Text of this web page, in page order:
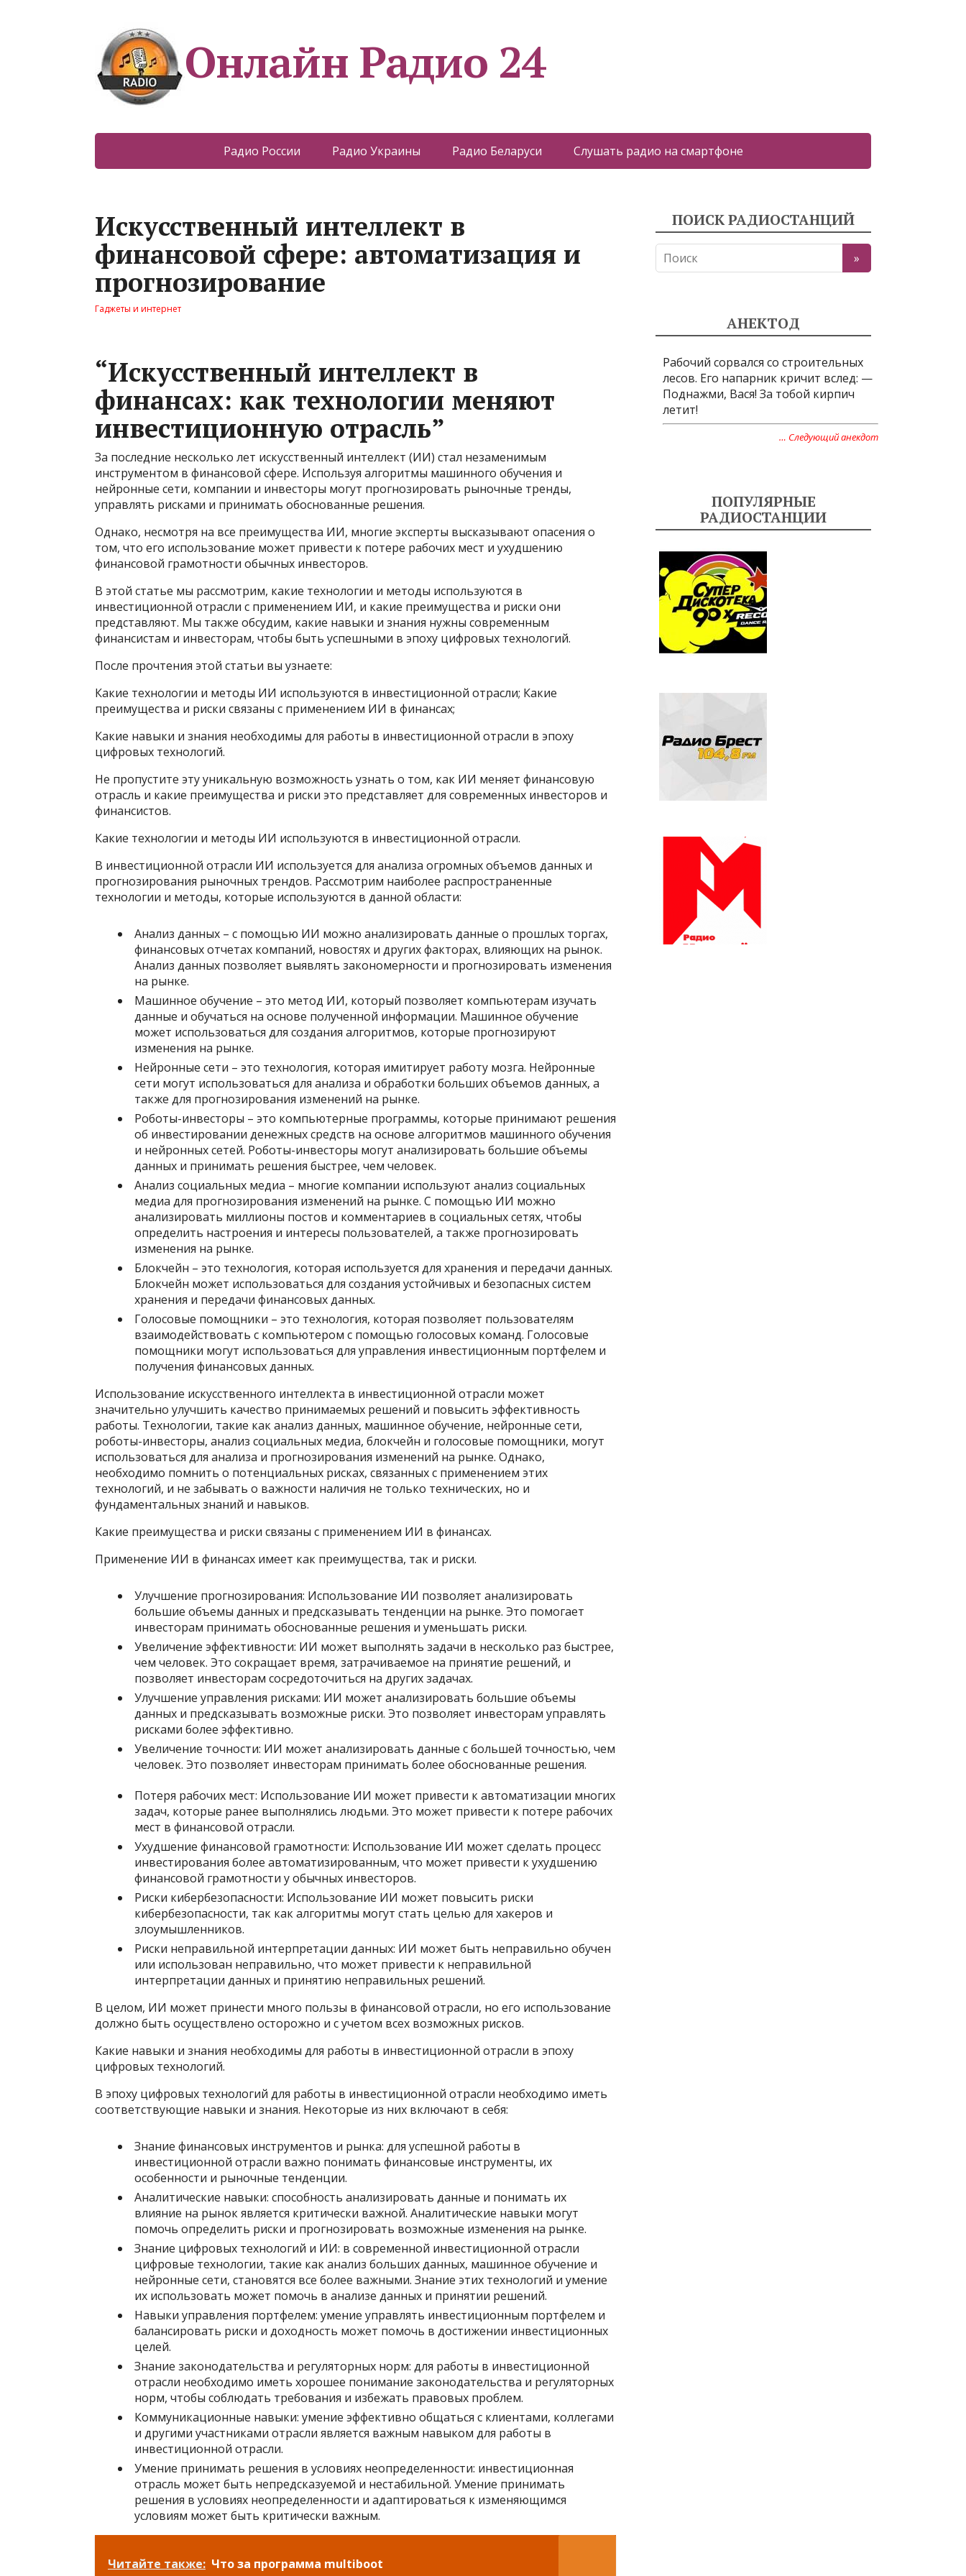
Онлайн Радио 24
Радио России Радио Украины Радио Беларуси Слушать радио на смартфоне
Искусственный интеллект в
финансовой сфере: автоматизация и
прогнозирование
Гаджеты и интернет
“Искусственный интеллект в
финансах: как технологии меняют
инвестиционную отрасль”
За последние несколько лет искусственный интеллект (ИИ) стал незаменимым
инструментом в финансовой сфере. Используя алгоритмы машинного обучения и
нейронные сети, компании и инвесторы могут прогнозировать рыночные тренды,
управлять рисками и принимать обоснованные решения.
Однако, несмотря на все преимущества ИИ, многие эксперты высказывают опасения о
том, что его использование может привести к потере рабочих мест и ухудшению
финансовой грамотности обычных инвесторов.
В этой статье мы рассмотрим, какие технологии и методы используются в
инвестиционной отрасли с применением ИИ, и какие преимущества и риски они
представляют. Мы также обсудим, какие навыки и знания нужны современным
финансистам и инвесторам, чтобы быть успешными в эпоху цифровых технологий.
После прочтения этой статьи вы узнаете:
Какие технологии и методы ИИ используются в инвестиционной отрасли; Какие
преимущества и риски связаны с применением ИИ в финансах;
Какие навыки и знания необходимы для работы в инвестиционной отрасли в эпоху
цифровых технологий.
Не пропустите эту уникальную возможность узнать о том, как ИИ меняет финансовую
отрасль и какие преимущества и риски это представляет для современных инвесторов и
финансистов.
Какие технологии и методы ИИ используются в инвестиционной отрасли.
В инвестиционной отрасли ИИ используется для анализа огромных объемов данных и
прогнозирования рыночных трендов. Рассмотрим наиболее распространенные
технологии и методы, которые используются в данной области:
Анализ данных – с помощью ИИ можно анализировать данные о прошлых торгах,
финансовых отчетах компаний, новостях и других факторах, влияющих на рынок.
Анализ данных позволяет выявлять закономерности и прогнозировать изменения
на рынке.
Машинное обучение – это метод ИИ, который позволяет компьютерам изучать
данные и обучаться на основе полученной информации. Машинное обучение
может использоваться для создания алгоритмов, которые прогнозируют
изменения на рынке.
Нейронные сети – это технология, которая имитирует работу мозга. Нейронные
сети могут использоваться для анализа и обработки больших объемов данных, а
также для прогнозирования изменений на рынке.
Роботы-инвесторы – это компьютерные программы, которые принимают решения
об инвестировании денежных средств на основе алгоритмов машинного обучения
и нейронных сетей. Роботы-инвесторы могут анализировать большие объемы
данных и принимать решения быстрее, чем человек.
Анализ социальных медиа – многие компании используют анализ социальных
медиа для прогнозирования изменений на рынке. С помощью ИИ можно
анализировать миллионы постов и комментариев в социальных сетях, чтобы
определить настроения и интересы пользователей, а также прогнозировать
изменения на рынке.
Блокчейн – это технология, которая используется для хранения и передачи данных.
Блокчейн может использоваться для создания устойчивых и безопасных систем
хранения и передачи финансовых данных.
Голосовые помощники – это технология, которая позволяет пользователям
взаимодействовать с компьютером с помощью голосовых команд. Голосовые
помощники могут использоваться для управления инвестиционным портфелем и
получения финансовых данных.
Использование искусственного интеллекта в инвестиционной отрасли может
значительно улучшить качество принимаемых решений и повысить эффективность
работы. Технологии, такие как анализ данных, машинное обучение, нейронные сети,
роботы-инвесторы, анализ социальных медиа, блокчейн и голосовые помощники, могут
использоваться для анализа и прогнозирования изменений на рынке. Однако,
необходимо помнить о потенциальных рисках, связанных с применением этих
технологий, и не забывать о важности наличия не только технических, но и
фундаментальных знаний и навыков.
Какие преимущества и риски связаны с применением ИИ в финансах.
Применение ИИ в финансах имеет как преимущества, так и риски.
Улучшение прогнозирования: Использование ИИ позволяет анализировать
большие объемы данных и предсказывать тенденции на рынке. Это помогает
инвесторам принимать обоснованные решения и уменьшать риски.
Увеличение эффективности: ИИ может выполнять задачи в несколько раз быстрее,
чем человек. Это сокращает время, затрачиваемое на принятие решений, и
позволяет инвесторам сосредоточиться на других задачах.
Улучшение управления рисками: ИИ может анализировать большие объемы
данных и предсказывать возможные риски. Это позволяет инвесторам управлять
рисками более эффективно.
Увеличение точности: ИИ может анализировать данные с большей точностью, чем
человек. Это позволяет инвесторам принимать более обоснованные решения.
Потеря рабочих мест: Использование ИИ может привести к автоматизации многих
задач, которые ранее выполнялись людьми. Это может привести к потере рабочих
мест в финансовой отрасли.
Ухудшение финансовой грамотности: Использование ИИ может сделать процесс
инвестирования более автоматизированным, что может привести к ухудшению
финансовой грамотности у обычных инвесторов.
Риски кибербезопасности: Использование ИИ может повысить риски
кибербезопасности, так как алгоритмы могут стать целью для хакеров и
злоумышленников.
Риски неправильной интерпретации данных: ИИ может быть неправильно обучен
или использован неправильно, что может привести к неправильной
интерпретации данных и принятию неправильных решений.
В целом, ИИ может принести много пользы в финансовой отрасли, но его использование
должно быть осуществлено осторожно и с учетом всех возможных рисков.
Какие навыки и знания необходимы для работы в инвестиционной отрасли в эпоху
цифровых технологий.
В эпоху цифровых технологий для работы в инвестиционной отрасли необходимо иметь
соответствующие навыки и знания. Некоторые из них включают в себя:
Знание финансовых инструментов и рынка: для успешной работы в
инвестиционной отрасли важно понимать финансовые инструменты, их
особенности и рыночные тенденции.
Аналитические навыки: способность анализировать данные и понимать их
влияние на рынок является критически важной. Аналитические навыки могут
помочь определить риски и прогнозировать возможные изменения на рынке.
Знание цифровых технологий и ИИ: в современной инвестиционной отрасли
цифровые технологии, такие как анализ больших данных, машинное обучение и
нейронные сети, становятся все более важными. Знание этих технологий и умение
их использовать может помочь в анализе данных и принятии решений.
Навыки управления портфелем: умение управлять инвестиционным портфелем и
балансировать риски и доходность может помочь в достижении инвестиционных
целей.
Знание законодательства и регуляторных норм: для работы в инвестиционной
отрасли необходимо иметь хорошее понимание законодательства и регуляторных
норм, чтобы соблюдать требования и избежать правовых проблем.
Коммуникационные навыки: умение эффективно общаться с клиентами, коллегами
и другими участниками отрасли является важным навыком для работы в
инвестиционной отрасли.
Умение принимать решения в условиях неопределенности: инвестиционная
отрасль может быть непредсказуемой и нестабильной. Умение принимать
решения в условиях неопределенности и адаптироваться к изменяющимся
условиям может быть критически важным.
Читайте также: Что за программа multiboot
ПОИСК РАДИОСТАНЦИЙ
АНЕКТОД
Рабочий сорвался со строительных
лесов. Его напарник кричит вслед: —
Поднажми, Вася! За тобой кирпич
летит!
… Следующий анекдот
ПОПУЛЯРНЫЕ
РАДИОСТАНЦИИ